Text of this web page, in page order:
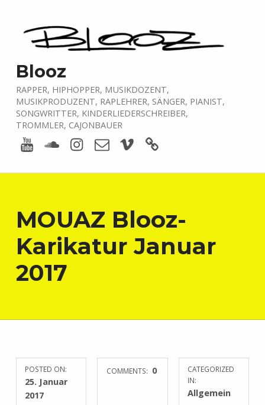
Blooz
RAPPER, HIPHOPPER, MUSIKDOZENT,
MUSIKPRODUZENT, RAPLEHRER, SÄNGER, PIANIST,
SONGWRITTER, KINDERLIEDERSCHREIBER,
TROMMLER, CAJONBAUER
Youtube
Soundcloud
Instagram
E-MailVimeo
MOUAZ Blooz-
Karikatur Januar
2017
POSTED ON:
25. Januar
2017
COMMENTS: 0
CATEGORIZED
IN:
Allgemein